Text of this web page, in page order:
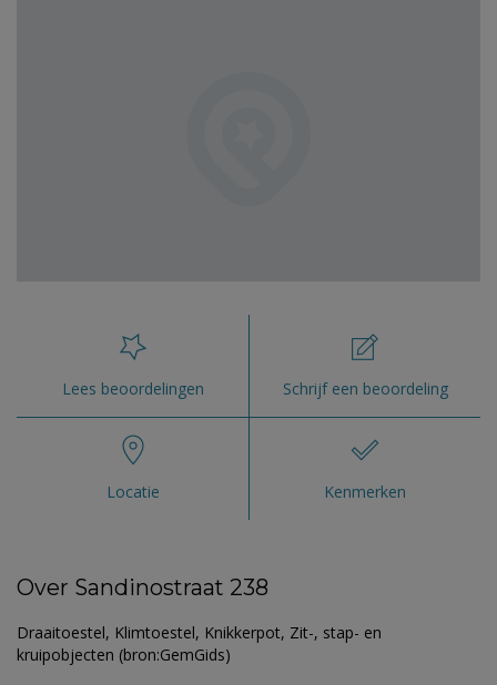
Lees beoordelingen Schrijf een beoordeling
Locatie Kenmerken
Over Sandinostraat 238
Draaitoestel, Klimtoestel, Knikkerpot, Zit-, stap- en
kruipobjecten (bron:GemGids)